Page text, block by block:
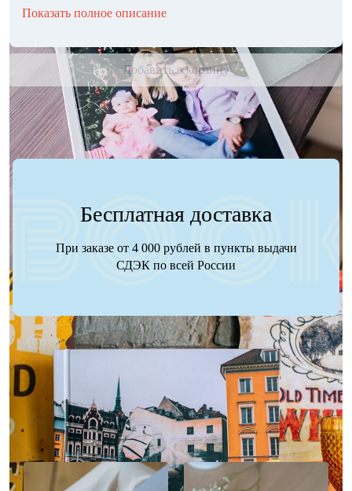
Показать полное описание
Добавить в корзину
Бесплатная доставка
При заказе от 4 000 рублей в пункты выдачи
СДЭК по всей России
Наше портфолио